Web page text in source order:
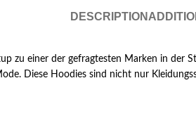
DESCRIPTION
zu einer der gefragtesten Marken in
Diese Hoodies sind nicht nur